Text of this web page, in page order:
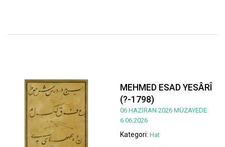
MEHMED ESAD YESÂRÎ
(?-1798)
06 HAZİRAN 2026 MÜZAYEDE
6.06.2026
Kategori: Hat